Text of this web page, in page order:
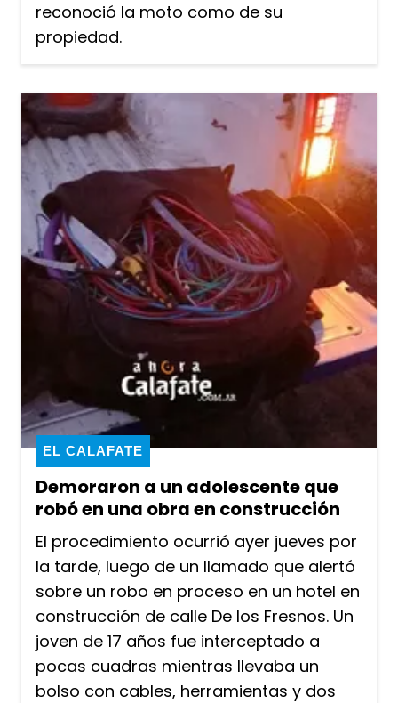
reconoció la moto como de su
propiedad.
Demoraron a un adolescente que
robó en una obra en construcción
EL CALAFATE
El procedimiento ocurrió ayer jueves por
la tarde, luego de un llamado que alertó
sobre un robo en proceso en un hotel en
construcción de calle De los Fresnos. Un
joven de 17 años fue interceptado a
pocas cuadras mientras llevaba un
bolso con cables, herramientas y dos